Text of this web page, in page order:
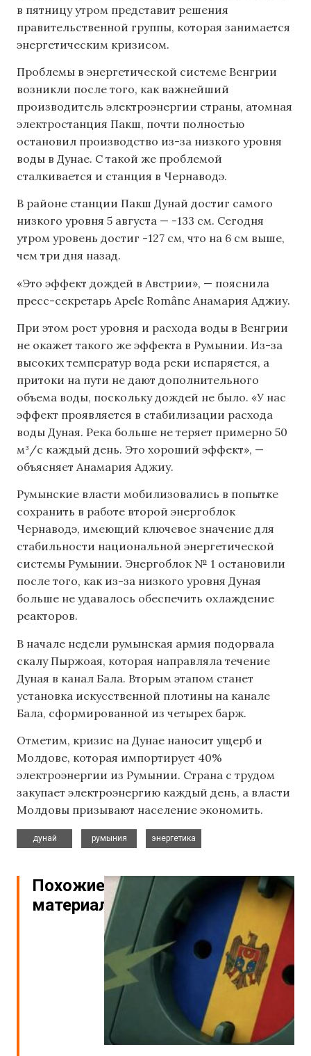
в пятницу утром представит решения
правительственной группы, которая занимается
энергетическим кризисом.
Проблемы в энергетической системе Венгрии
возникли после того, как важнейший
производитель электроэнергии страны, атомная
электростанция Пакш, почти полностью
остановил производство из-за низкого уровня
воды в Дунае. С такой же проблемой
сталкивается и станция в Чернаводэ.
В районе станции Пакш Дунай достиг самого
низкого уровня 5 августа — -133 см. Сегодня
утром уровень достиг -127 см, что на 6 см выше,
чем три дня назад.
«Это эффект дождей в Австрии», — пояснила
пресс-секретарь Apele Române Анамария Аджиу.
При этом рост уровня и расхода воды в Венгрии
не окажет такого же эффекта в Румынии. Из-за
высоких температур вода реки испаряется, а
притоки на пути не дают дополнительного
объема воды, поскольку дождей не было. «У нас
эффект проявляется в стабилизации расхода
воды Дуная. Река больше не теряет примерно 50
м³/с каждый день. Это хороший эффект», —
объясняет Анамария Аджиу.
Румынские власти мобилизовались в попытке
сохранить в работе второй энергоблок
Чернаводэ, имеющий ключевое значение для
стабильности национальной энергетической
системы Румынии. Энергоблок № 1 остановили
после того, как из-за низкого уровня Дуная
больше не удавалось обеспечить охлаждение
реакторов.
В начале недели румынская армия подорвала
скалу Пыржоая, которая направляла течение
Дуная в канал Бала. Вторым этапом станет
установка искусственной плотины на канале
Бала, сформированной из четырех барж.
Отметим, кризис на Дунае наносит ущерб и
Молдове, которая импортирует 40%
электроэнергии из Румынии. Страна с трудом
закупает электроэнергию каждый день, а власти
Молдовы призывают население экономить.
дунай
румыния
энергетика
Похожие
материалы